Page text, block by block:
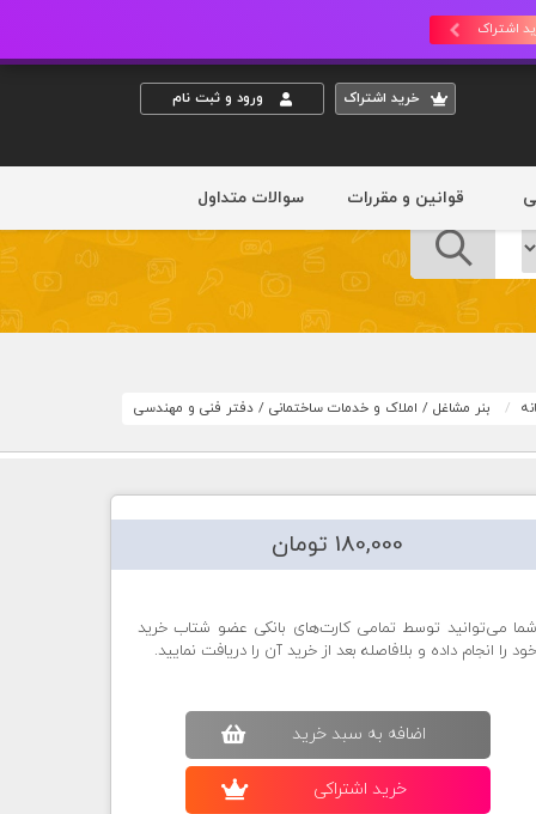
اشتراک
خريد اشتراک ورود و ثبت نام
قوانین و مقررات سوالات متداول
بنر مشاغل / املاک و خدمات ساختمانی / دفتر فنی و مهندسی
180,000 تومان
شما می‌توانید توسط تمامی کارت‌های بانکی عضو شتاب خرید
خود را انجام داده و بلافاصله بعد از خرید آن را دریافت نمایید.
اضافه به سبد خريد
خريد اشتراکی